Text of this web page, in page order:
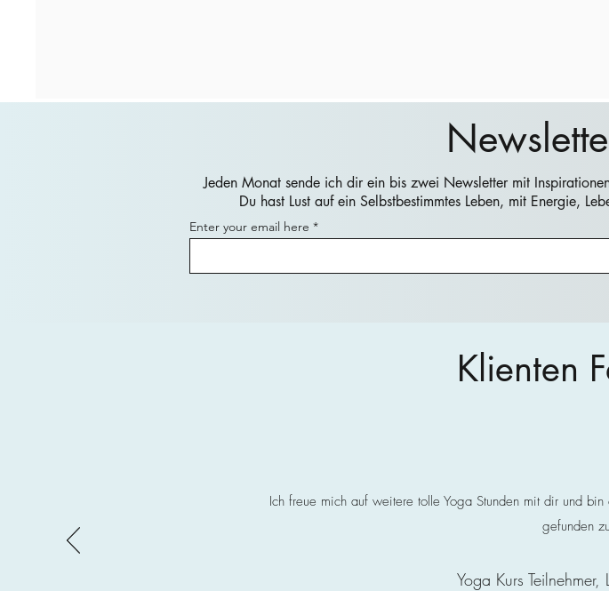
​Jeden Monat sende ich dir ein bis zwei Newsletter mit
Du hast Lust auf ein Selbstbestimmtes Leben, mit Energie,
Enter your email here
Klienten
Ich freue mich auf weitere tolle Yoga Stunden mit dir und
gefunden
Yoga Kurs Teilnehmer,